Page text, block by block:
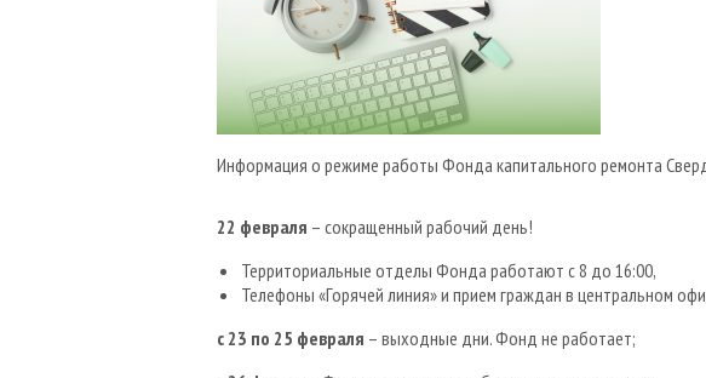
Информация о режиме работы Фонда капитального ремонта
22 февраля – сокращенный рабочий день!
Территориальные отделы Фонда работают с 8 до 16:00,
Телефоны «Горячей линия» и прием граждан в центральном
с 23 по 25 февраля – выходные дни. Фонд не работает;